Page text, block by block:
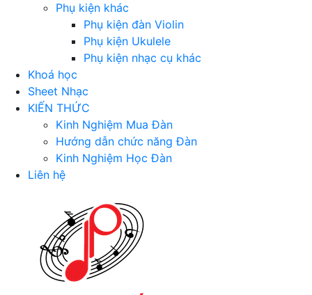
Phụ kiện khác
Phụ kiện đàn Violin
Phụ kiện Ukulele
Phụ kiện nhạc cụ khác
Khoá học
Sheet Nhạc
KIẾN THỨC
Kinh Nghiệm Mua Đàn
Hướng dẫn chức năng Đàn
Kinh Nghiệm Học Đàn
Liên hệ